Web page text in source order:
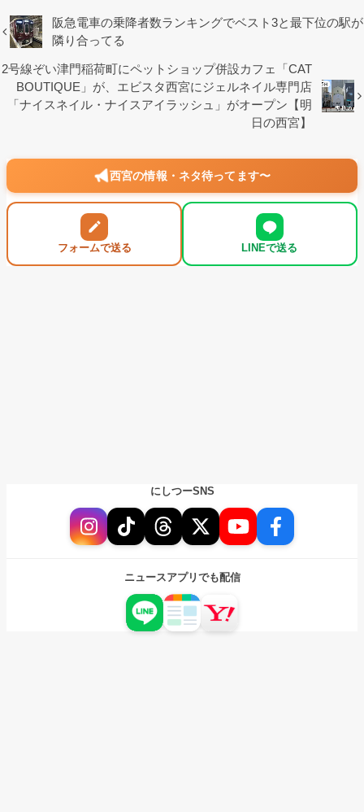
阪急電車の乗降者数ランキングでベスト3と最下位の駅が
隣り合ってる
2号線ぞい津門稲荷町にペットショップ併設カフェ「CAT
BOUTIQUE」が、エビスタ西宮にジェルネイル専門店
「ナイスネイル・ナイスアイラッシュ」がオープン【明
日の西宮】
西宮の情報・ネタ待ってます〜
フォームで送る LINEで送る
にしつーSNS
ニュースアプリでも配信